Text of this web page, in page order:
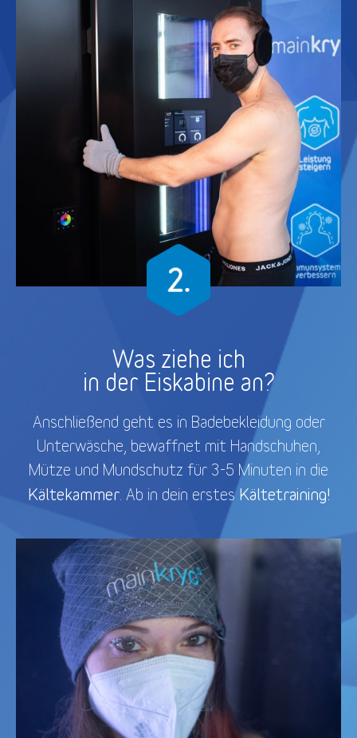
Was ziehe ich
in der Eiskabine an?
Anschließend geht es in Badebekleidung oder
Unterwäsche, bewaffnet mit Handschuhen,
Mütze und Mundschutz für 3-5 Minuten in die
Kältekammer. Ab in dein erstesKältetraining!